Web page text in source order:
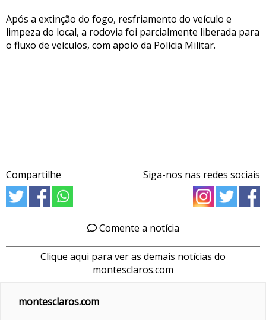
Após a extinção do fogo, resfriamento do veículo e
limpeza do local, a rodovia foi parcialmente liberada para
o fluxo de veículos, com apoio da Polícia Militar.
Compartilhe Siga-nos nas redes sociais
Comente a notícia
Clique aqui para ver as demais notícias do
montesclaros.com
montesclaros.com